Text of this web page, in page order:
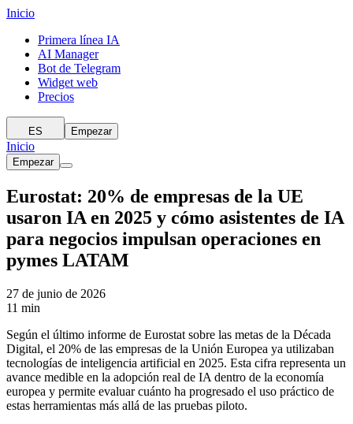
Inicio
Primera línea IA
AI Manager
Bot de Telegram
Widget web
Precios
ES Empezar
Inicio
Empezar
Eurostat: 20% de empresas de la UE
usaron IA en 2025 y cómo asistentes de IA
para negocios impulsan operaciones en
pymes LATAM
27 de junio de 2026
11 min
Según el último informe de Eurostat sobre las metas de la Década
Digital, el 20% de las empresas de la Unión Europea ya utilizaban
tecnologías de inteligencia artificial en 2025. Esta cifra representa un
avance medible en la adopción real de IA dentro de la economía
europea y permite evaluar cuánto ha progresado el uso práctico de
estas herramientas más allá de las pruebas piloto.